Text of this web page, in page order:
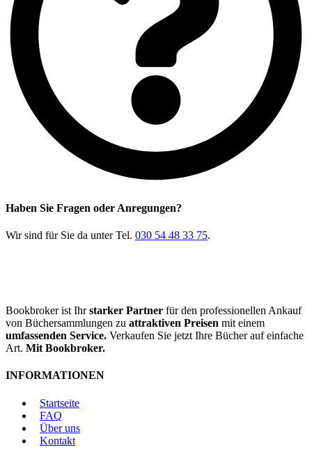
Haben Sie Fragen oder Anregungen?
Wir sind für Sie da unter Tel. 030 54 48 33 75.
Bookbroker ist Ihrstarker Partner für den professionellen Ankauf
von Büchersammlungen zu attraktiven Preisen mit einem
umfassenden Service. Verkaufen Sie jetzt Ihre Bücher auf einfache
Art. Mit Bookbroker.
INFORMATIONEN
Startseite
FAQ
Über uns
Kontakt